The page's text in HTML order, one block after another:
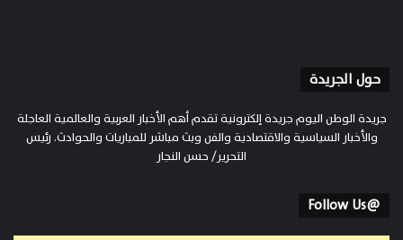
حول الجريدة
جريدة الوطن اليوم جريدة إلكترونية تقدم أهم الأخبار العربية والعالمية العاجلة
والأخبار السياسية والاقتصادية والفن وبث مباشر للمباريات والحوادث. رئيس
التحرير/ حسن النجار
@Follow Us